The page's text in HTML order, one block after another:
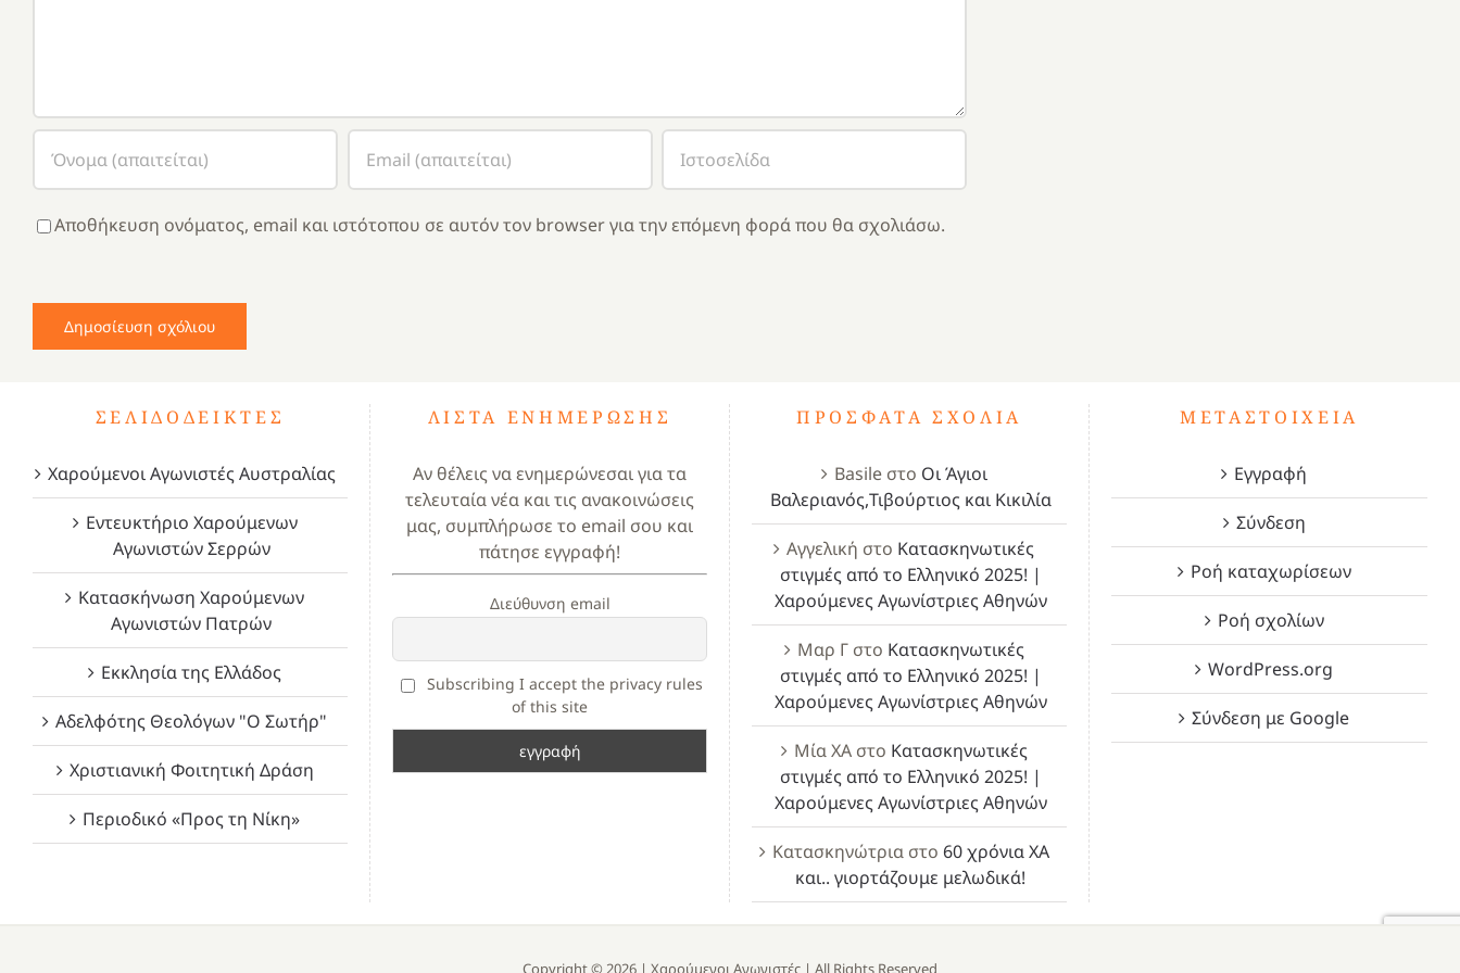
Αποθήκευση ονόματος, email και ιστότοπου σε αυτόν τον browser για την επόμενη φορά που θα σχολιάσω.
ΣΕΛΙΔΟΔΕΊΚΤΕΣ
Χαρούμενοι Αγωνιστές Αυστραλίας
Εντευκτήριο Χαρούμενων
Αγωνιστών Σερρών
Κατασκήνωση Χαρούμενων
Αγωνιστών Πατρών
Εκκλησία της Ελλάδος
Αδελφότης Θεολόγων "Ο Σωτήρ"
Χριστιανική Φοιτητική Δράση
Περιοδικό «Προς τη Νίκη»
ΛΊΣΤΑ ΕΝΗΜΈΡΩΣΗΣ
Αν θέλεις να ενημερώνεσαι για τα
τελευταία νέα και τις ανακοινώσεις
μας, συμπλήρωσε το email σου και
πάτησε εγγραφή!
Διεύθυνση email
Subscribing I accept the privacy rules
of this site
ΠΡΌΣΦΑΤΑ ΣΧΌΛΙΑ
Basileστο Οι Άγιοι
Βαλεριανός,Τιβούρτιος και Κικιλία
Αγγελική στο Κατασκηνωτικές
στιγμές από το Ελληνικό 2025! |
Χαρούμενες Αγωνίστριες Αθηνών
Μαρ Γστο Κατασκηνωτικές
στιγμές από το Ελληνικό 2025! |
Χαρούμενες Αγωνίστριες Αθηνών
Μία ΧΑστο Κατασκηνωτικές
στιγμές από το Ελληνικό 2025! |
Χαρούμενες Αγωνίστριες Αθηνών
Κατασκηνώτριαστο 60 χρόνια ΧΑ
και.. γιορτάζουμε μελωδικά!
ΜΕΤΑΣΤΟΙΧΕΊΑ
Εγγραφή
Σύνδεση
Ροή καταχωρίσεων
Ροή σχολίων
WordPress.org
Σύνδεση με Google
Copyright © 2026 | Χαρούμενοι Αγωνιστές | All Rights Reserved